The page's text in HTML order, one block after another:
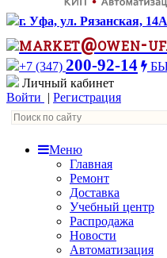
г. Уфа, ул. Рязанская, 14А
market@owen-
+7 (347) 200-92-14
Личный кабинет
Войти | Регистрация
Меню
Главная
Ремонт
Доставка
Учебный центр
Распродажа
Новости
Автоматизация